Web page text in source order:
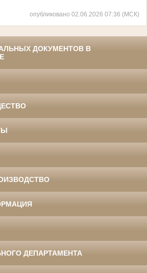
опубликовано 02.06.2026 07:36 (МСК)
ДОКУМЕНТОВ В
ДЕПАРТАМЕНТА